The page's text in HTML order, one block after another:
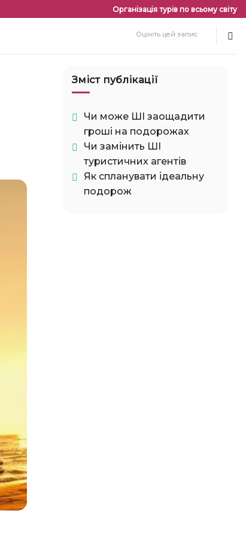
Організація турів по всьому світу
Оцініть цей запис
Зміст публікації
Чи може ШІ заощадити
гроші на подорожах
Чи замінить ШІ
туристичних агентів
Як спланувати ідеальну
подорож